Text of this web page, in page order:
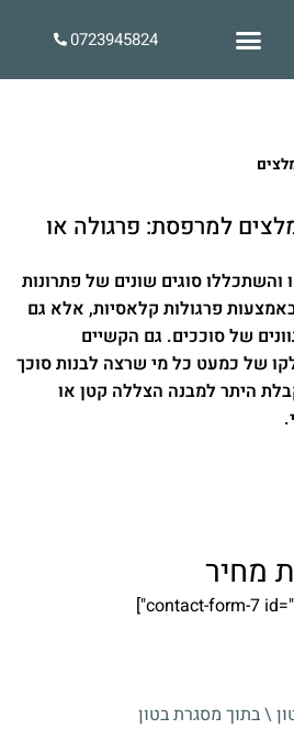
0723945824
מחיר
\ בתוך מסגרת בטון
למרפסת: פרגולה או
סוגים שונים של פתרונות
פרגולות קלאסיות, אלא גם
של סוככים. גם הקשיים
של כמעט כל מי שרצה לבנות סוכך
היתר למבנה הצללה קטן או